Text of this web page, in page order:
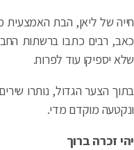
של ליאן, הבת האמצעית
רבים כתבו ברשתות
יספיקו עוד לפרוח.
הצער הגדול, נותרו
מוקדם מדי.
זכרה ברוך